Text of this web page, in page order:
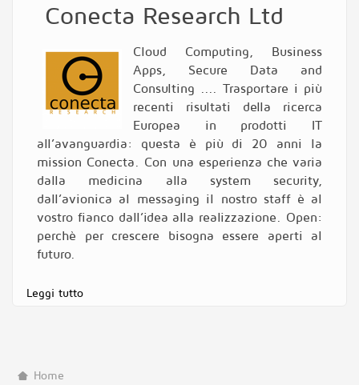
Conecta Research Ltd
Cloud Computing, Business
Apps, Secure Data and
Consulting .... Trasportare i più
recenti risultati della ricerca
Europea in prodotti IT
all’avanguardia: questa è più di 20 anni la
mission Conecta. Con una esperienza che varia
dalla medicina alla system security,
dall’avionica al messaging il nostro staff è al
vostro fianco dall’idea alla realizzazione. Open:
perchè per crescere bisogna essere aperti al
futuro.
Leggi tutto
Home